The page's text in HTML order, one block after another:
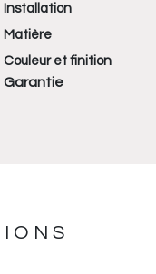
Installation
Matière
Couleur et finition
Garantie